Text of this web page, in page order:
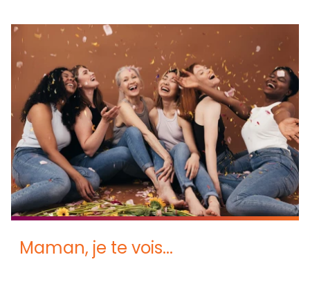
Maman, je te vois...